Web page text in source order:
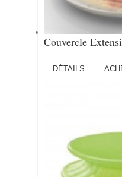
Couvercle
DÉTAILS